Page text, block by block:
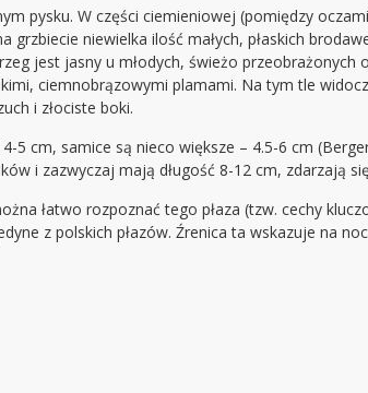
pysku. W części ciemieniowej (pomiędzy
grzbiecie niewielka ilość małych, płaskich
jest jasny u młodych, świeżo
ciemnobrązowymi plamami. Na tym tle
i złociste boki.
5 cm, samice są nieco większe – 4.5-6 cm
i zazwyczaj mają długość 8-12 cm, zdarzają
łatwo rozpoznać tego płaza (tzw. cechy
z polskich płazów. Źrenica ta wskazuje na